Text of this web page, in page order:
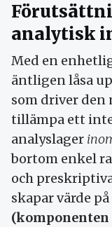
analytisk
Med en
äntligen låsa
som driver den
tillämpa ett
analyslager
bortom enkel
och
skapar värde på
(komponenten